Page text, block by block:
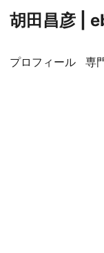
胡田昌彦 |
プロフィール 専